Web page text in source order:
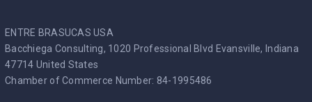
ENTRE BRASUCAS USA
Bacchiega Consulting, 1020 Professional Blvd Evansville, Indiana
47714 United States
Chamber of Commerce Number: 84-1995486